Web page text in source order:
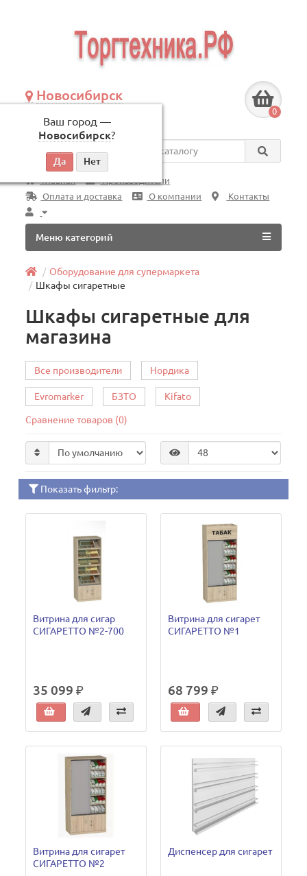
Новосибирск
Ваш город —
Новосибирск?
по будням, с 09:00 до 18:00
0
Везде
Главная
Производители
Оплата и доставка
О компании Контакты
Меню категорий
Оборудование для супермаркета
Шкафы сигаретные
Шкафы сигаретные для
магазина
Все производители Нордика
Evromarker БЗТО Kifato
Сравнение товаров (0)
Показать фильтр:
Витрина для сигар
СИГАРЕТТО №2-700
35 099 ₽
Витрина для сигарет
СИГАРЕТТО №1
68 799 ₽
Витрина для сигарет
СИГАРЕТТО №2
Диспенсер для сигарет